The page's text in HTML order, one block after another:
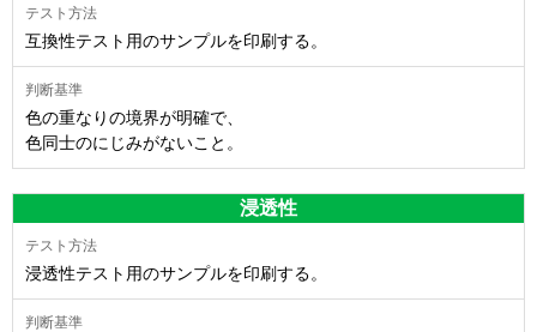
互換性テスト用のサンプルを印刷する。
色の重なりの境界が明確で、
色同士のにじみがないこと。
浸透性
浸透性テスト用のサンプルを印刷する。